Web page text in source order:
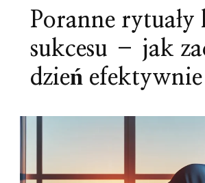
Poranne rytuały
sukcesu – jak
dzień efektywnie